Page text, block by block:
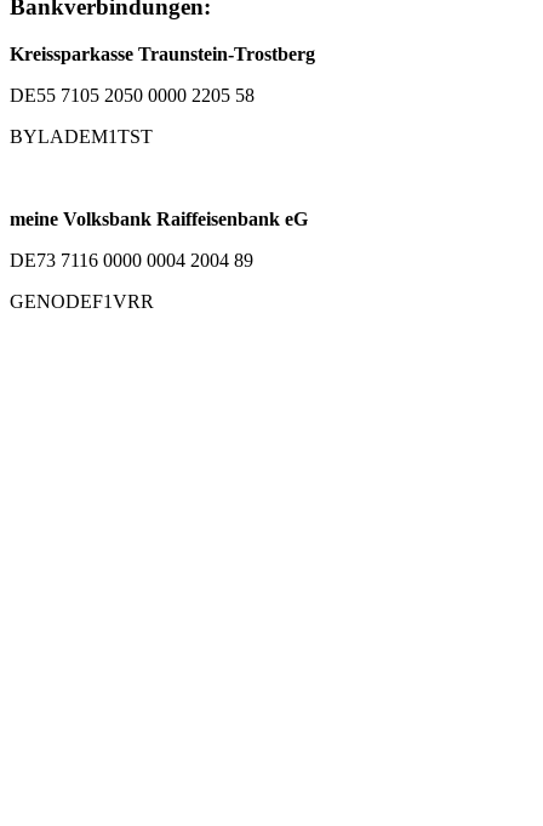
Bankverbindungen:
Kreissparkasse Traunstein-Trostberg
DE55 7105 2050 0000 2205 58
BYLADEM1TST
meine Volksbank Raiffeisenbank eG
DE73 7116 0000 0004 2004 89
GENODEF1VRR